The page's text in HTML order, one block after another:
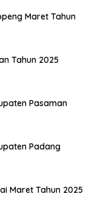
Maret Tahun
Tahun 2025
Pasaman
Padang
Maret Tahun 2025